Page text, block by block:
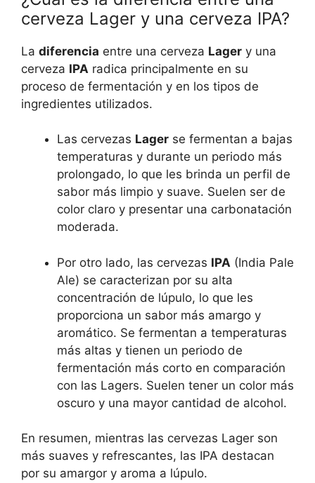
cerveza Lager y una cerveza IPA?
La diferencia entre una cerveza Lager y una
cerveza IPA radica principalmente en su
proceso de fermentación y en los tipos de
ingredientes utilizados.
Las cervezas Lager se fermentan a bajas
temperaturas y durante un periodo más
prolongado, lo que les brinda un perfil de
sabor más limpio y suave. Suelen ser de
color claro y presentar una carbonatación
moderada.
Por otro lado, las cervezas IPA (India Pale
Ale) se caracterizan por su alta
concentración de lúpulo, lo que les
proporciona un sabor más amargo y
aromático. Se fermentan a temperaturas
más altas y tienen un periodo de
fermentación más corto en comparación
con las Lagers. Suelen tener un color más
oscuro y una mayor cantidad de alcohol.
En resumen, mientras las cervezas Lager son
más suaves y refrescantes, las IPA destacan
por su amargor y aroma a lúpulo.